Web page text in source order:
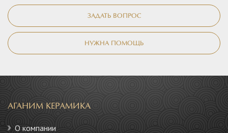
ЗАДАТЬ ВОПРОС
НУЖНА ПОМОЩЬ
АГАНИМ КЕРАМИКА
О компании